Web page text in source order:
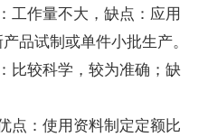
作量不大，缺点：应用
品试制或单件小批生产。
较科学，较为准确；缺
：使用资料制定定额比